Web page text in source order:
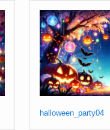
halloween_party04